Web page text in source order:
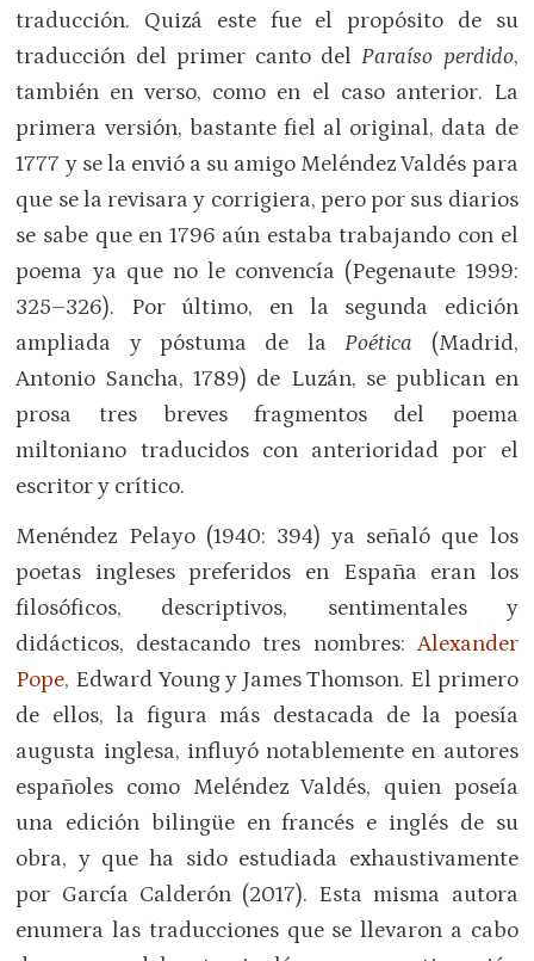
traducción. Quizá este fue el propósito de su
traducción del primer canto delParaíso perdido,
también en verso, como en el caso anterior. La
primera versión, bastante fiel al original, data de
1777 y se la envió a su amigo Meléndez Valdés para
que se la revisara y corrigiera, pero por sus diarios
se sabe que en 1796 aún estaba trabajando con el
poema ya que no le convencía (Pegenaute 1999:
325–326). Por último, en la segunda edición
ampliada y póstuma de laPoética (Madrid,
Antonio Sancha, 1789) de Luzán, se publican en
prosa tres breves fragmentos del poema
miltoniano traducidos con anterioridad por el
escritor y crítico.
Menéndez Pelayo (1940: 394) ya señaló que los
poetas ingleses preferidos en España eran los
filosóficos, descriptivos, sentimentales y
didácticos, destacando tres nombres: Alexander
Pope, Edward Young y James Thomson. El primero
de ellos, la figura más destacada de la poesía
augusta inglesa, influyó notablemente en autores
españoles como Meléndez Valdés, quien poseía
una edición bilingüe en francés e inglés de su
obra, y que ha sido estudiada exhaustivamente
por García Calderón (2017). Esta misma autora
enumera las traducciones que se llevaron a cabo